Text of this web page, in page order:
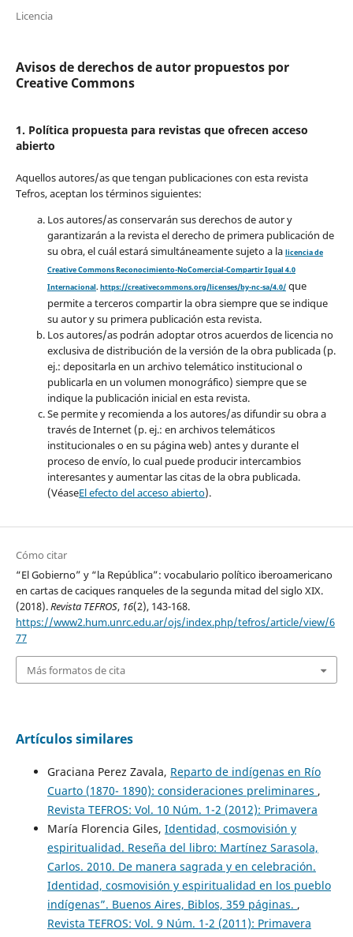
Licencia
Avisos de derechos de autor propuestos por
Creative Commons
1. Política propuesta para revistas que ofrecen acceso
abierto
Aquellos autores/as que tengan publicaciones con esta revista
Tefros, aceptan los términos siguientes:
Los autores/as conservarán sus derechos de autor y
garantizarán a la revista el derecho de primera publicación de
su obra, el cuál estará simultáneamente sujeto a la licencia de
Creative Commons Reconocimiento-NoComercial-Compartir Igual 4.0
Internacional. https://creativecommons.org/licenses/by-nc-sa/4.0/que
permite a terceros compartir la obra siempre que se indique
su autor y su primera publicación esta revista.
Los autores/as podrán adoptar otros acuerdos de licencia no
exclusiva de distribución de la versión de la obra publicada (p.
ej.: depositarla en un archivo telemático institucional o
publicarla en un volumen monográfico) siempre que se
indique la publicación inicial en esta revista.
Se permite y recomienda a los autores/as difundir su obra a
través de Internet (p. ej.: en archivos telemáticos
institucionales o en su página web) antes y durante el
proceso de envío, lo cual puede producir intercambios
interesantes y aumentar las citas de la obra publicada.
(VéaseEl efecto del acceso abierto).
Cómo citar
“El Gobierno” y “la República”: vocabulario político iberoamericano
en cartas de caciques ranqueles de la segunda mitad del siglo XIX.
(2018).Revista TEFROS, 16(2), 143-168.
https://www2.hum.unrc.edu.ar/ojs/index.php/tefros/article/view/6
77
Más formatos de cita
Artículos similares
Graciana Perez Zavala, Reparto de indígenas en Río
Cuarto (1870- 1890): consideraciones preliminares ,
Revista TEFROS: Vol. 10 Núm. 1-2 (2012): Primavera
María Florencia Giles, Identidad, cosmovisión y
espiritualidad. Reseña del libro: Martínez Sarasola,
Carlos. 2010. De manera sagrada y en celebración.
Identidad, cosmovisión y espiritualidad en los pueblo
indígenas”. Buenos Aires, Biblos, 359 páginas. ,
Revista TEFROS: Vol. 9 Núm. 1-2 (2011): Primavera